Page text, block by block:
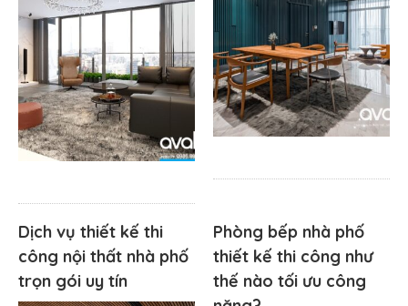
Dịch vụ thiết kế thi
công nội thất nhà phố
trọn gói uy tín
Phòng bếp nhà phố
thiết kế thi công như
thế nào tối ưu công